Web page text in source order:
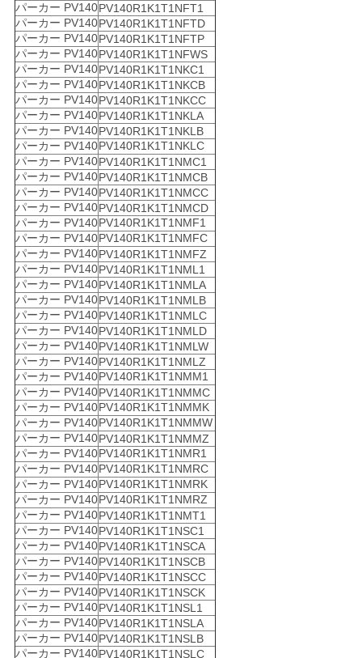
パーカー PV140PV140R1K1T1NFT1
パーカー PV140PV140R1K1T1NFTD
パーカー PV140PV140R1K1T1NFTP
パーカー PV140PV140R1K1T1NFWS
パーカー PV140PV140R1K1T1NKC1
パーカー PV140PV140R1K1T1NKCB
パーカー PV140PV140R1K1T1NKCC
パーカー PV140PV140R1K1T1NKLA
パーカー PV140PV140R1K1T1NKLB
パーカー PV140PV140R1K1T1NKLC
パーカー PV140PV140R1K1T1NMC1
パーカー PV140PV140R1K1T1NMCB
パーカー PV140PV140R1K1T1NMCC
パーカー PV140PV140R1K1T1NMCD
パーカー PV140PV140R1K1T1NMF1
パーカー PV140PV140R1K1T1NMFC
パーカー PV140PV140R1K1T1NMFZ
パーカー PV140PV140R1K1T1NML1
パーカー PV140PV140R1K1T1NMLA
パーカー PV140PV140R1K1T1NMLB
パーカー PV140PV140R1K1T1NMLC
パーカー PV140PV140R1K1T1NMLD
パーカー PV140PV140R1K1T1NMLW
パーカー PV140PV140R1K1T1NMLZ
パーカー PV140PV140R1K1T1NMM1
パーカー PV140PV140R1K1T1NMMC
パーカー PV140PV140R1K1T1NMMK
パーカー PV140PV140R1K1T1NMMW
パーカー PV140PV140R1K1T1NMMZ
パーカー PV140PV140R1K1T1NMR1
パーカー PV140PV140R1K1T1NMRC
パーカー PV140PV140R1K1T1NMRK
パーカー PV140PV140R1K1T1NMRZ
パーカー PV140PV140R1K1T1NMT1
パーカー PV140PV140R1K1T1NSC1
パーカー PV140PV140R1K1T1NSCA
パーカー PV140PV140R1K1T1NSCB
パーカー PV140PV140R1K1T1NSCC
パーカー PV140PV140R1K1T1NSCK
パーカー PV140PV140R1K1T1NSL1
パーカー PV140PV140R1K1T1NSLA
パーカー PV140PV140R1K1T1NSLB
パーカー PV140PV140R1K1T1NSLC